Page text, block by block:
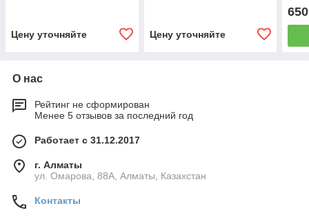
Цену уточняйте Цену уточняйте
650
О нас
Рейтинг не сформирован
Менее 5 отзывов за последний год
Работает с 31.12.2017
г. Алматы
ул. Омарова, 88А, Алматы, Казахстан
Контакты